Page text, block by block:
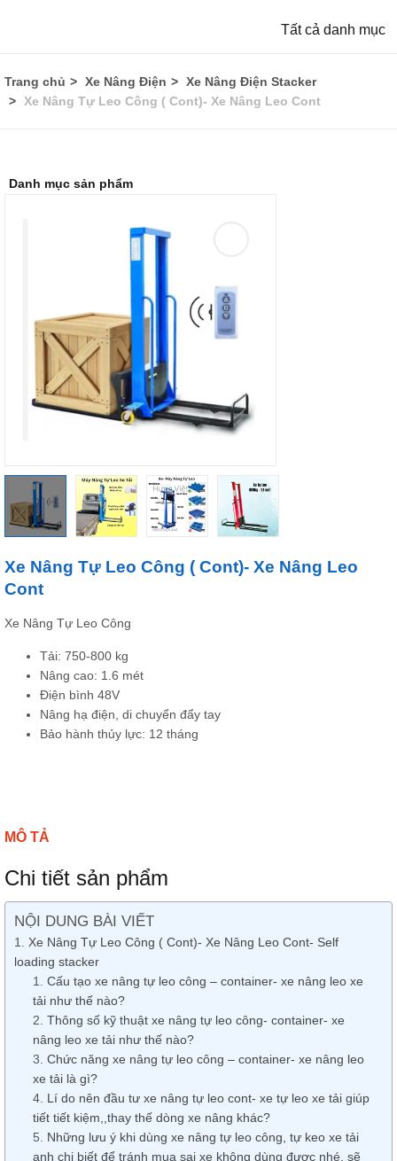
Tất cả danh mục
Trang chủ Xe Nâng Điện
Xe Nâng Điện Stacker
Xe Nâng Tự Leo Công ( Cont)- Xe Nâng Leo Cont
Danh mục sản phẩm
Xe Nâng Tự Leo Công ( Cont)- Xe Nâng Leo
Cont
Xe Nâng Tự Leo Công
Tải: 750-800 kg
Nâng cao: 1.6 mét
Điện bình 48V
Nâng hạ điện, di chuyển đẩy tay
Bảo hành thủy lực: 12 tháng
MÔ TẢ
Chi tiết sản phẩm
NỘI DUNG BÀI VIẾT
Xe Nâng Tự Leo Công ( Cont)- Xe Nâng Leo Cont- Self
loading stacker
Cấu tạo xe nâng tự leo công – container- xe nâng leo xe
tải như thế nào?
Thông số kỹ thuật xe nâng tự leo công- container- xe
nâng leo xe tải như thế nào?
Chức năng xe nâng tự leo công – container- xe nâng leo
xe tải là gì?
Lí do nên đầu tư xe nâng tự leo cont- xe tự leo xe tải giúp
tiết tiết kiệm,,thay thế dòng xe nâng khác?
Những lưu ý khi dùng xe nâng tự leo công, tự keo xe tải
anh chị biết để tránh mua sai xe không dùng được nhé, sẽ